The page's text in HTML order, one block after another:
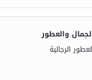
والعطور
الرجالية